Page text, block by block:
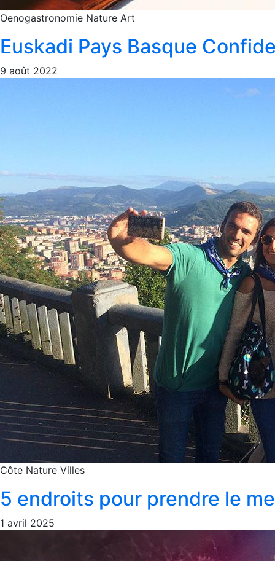
Oenogastronomie Nature Art
Euskadi Pays Basque
9 août 2022
Côte Nature Villes
5 endroits pour prendre le
1 avril 2025